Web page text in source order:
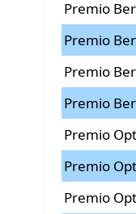
Premio
Premio
Premio
Premio
Premio
Premio
Premio